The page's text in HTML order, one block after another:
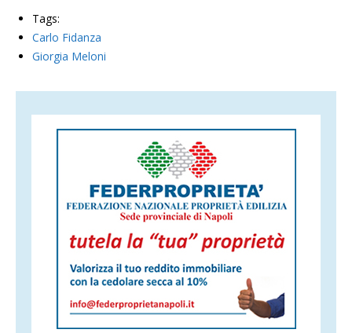
Tags:
Carlo Fidanza
Giorgia Meloni